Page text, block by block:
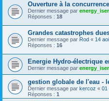
Ouverture à la
Dernier message par
Réponses : 18
Grandes catastrophes
Dernier message par Rod « 14
Réponses : 16
Energie Hydro-électrique
Dernier message par
gestion globale de l'eau -
Dernier message par kercoz « 01
Réponses : 1